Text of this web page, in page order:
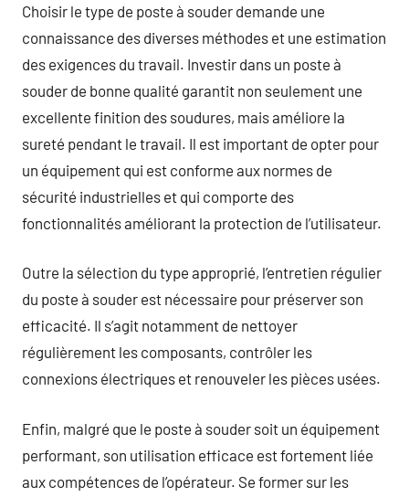
Choisir le type de poste à souder demande une
connaissance des diverses méthodes et une estimation
des exigences du travail. Investir dans un poste à
souder de bonne qualité garantit non seulement une
excellente finition des soudures, mais améliore la
sureté pendant le travail. Il est important de opter pour
un équipement qui est conforme aux normes de
sécurité industrielles et qui comporte des
fonctionnalités améliorant la protection de l’utilisateur.
Outre la sélection du type approprié, l’entretien régulier
du poste à souder est nécessaire pour préserver son
efficacité. Il s’agit notamment de nettoyer
régulièrement les composants, contrôler les
connexions électriques et renouveler les pièces usées.
Enfin, malgré que le poste à souder soit un équipement
performant, son utilisation efficace est fortement liée
aux compétences de l’opérateur. Se former sur les